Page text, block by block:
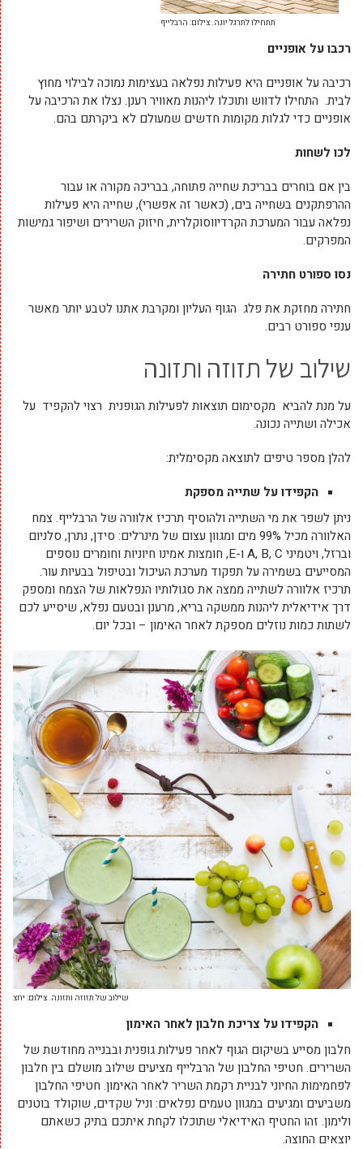
תתחילו לתרגל יוגה. צילום: הרבלייף
רכבו על אופניים
רכיבה על אופניים היא פעילות נפלאה בעצימות נמוכה לבילוי מחוץ
לבית. התחילו לדווש ותוכלו ליהנות מאוויר רענן. נצלו את הרכיבה על
אופניים כדי לגלות מקומות חדשים שמעולם לא ביקרתם בהם.
לכו לשחות
בין אם בוחרים בבריכת שחייה פתוחה, בבריכה מקורה או עבור
ההרפתקנים בשחייה בים, (כאשר זה אפשרי), שחייה היא פעילות
נפלאה עבור המערכת הקרדיווסוקלרית, חיזוק השרירים ושיפור גמישות
המפרקים.
נסו ספורט חתירה
חתירה מחזקת את פלג הגוף העליון ומקרבת אתנו לטבע יותר מאשר
ענפי ספורט רבים.
שילוב של תזוזה ותזונה
על מנת להביא מקסימום תוצאות לפעילות הגופנית רצוי להקפיד על
אכילה ושתייה נכונה.
להלן מספר טיפים לתוצאה מקסימלית:
הקפידו על שתייה מספקת
ניתן לשפר את מי השתייה ולהוסיף תרכיז אלוורה של הרבלייף. צמח
האלוורה מכיל 99% מים ומגוון עצום של מינרלים: סידן, נתרן, סלניום
וברזל, ויטמיני A, B, C ו-E, חומצות אמינו חיוניות וחומרים נוספים
המסייעים בשמירה על תפקוד מערכת העיכול ובטיפול בבעיות עור.
תרכיז אלוורה לשתייה ממצה את סגולותיו הנפלאות של הצמח ומספק
דרך אידיאלית ליהנות ממשקה בריא, מרענן ובטעם נפלא, שיסייע לכם
לשתות כמות נוזלים מספקת לאחר האימון – ובכל יום.
שילוב של תזוזה ותזונה. צילום: יחצ
הקפידו על צריכת חלבון לאחר האימון
חלבון מסייע בשיקום הגוף לאחר פעילות גופנית ובבנייה מחודשת של
השרירים. חטיפי החלבון של הרבלייף מציעים שילוב מושלם בין חלבון
לפחמימות החיוני לבניית רקמת השריר לאחר האימון. חטיפי החלבון
משביעים ומגיעים במגוון טעמים נפלאים: וניל שקדים, שוקולד בוטנים
ולימון. זהו החטיף האידיאלי שתוכלו לקחת איתכם בתיק כשאתם
יוצאים החוצה.